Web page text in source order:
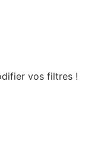
vos filtres !